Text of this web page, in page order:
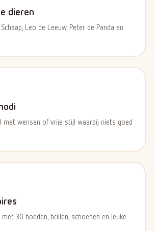
dieren
Leo de Leeuw, Peter de Panda en
met wensen of vrije stijl waarbij niets goed
30 hoeden, brillen, schoenen en leuke